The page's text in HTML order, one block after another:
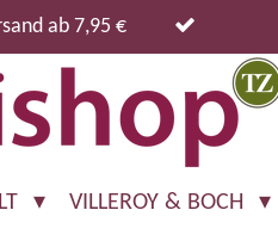
ab 7,95 €
VILLEROY & BOCH